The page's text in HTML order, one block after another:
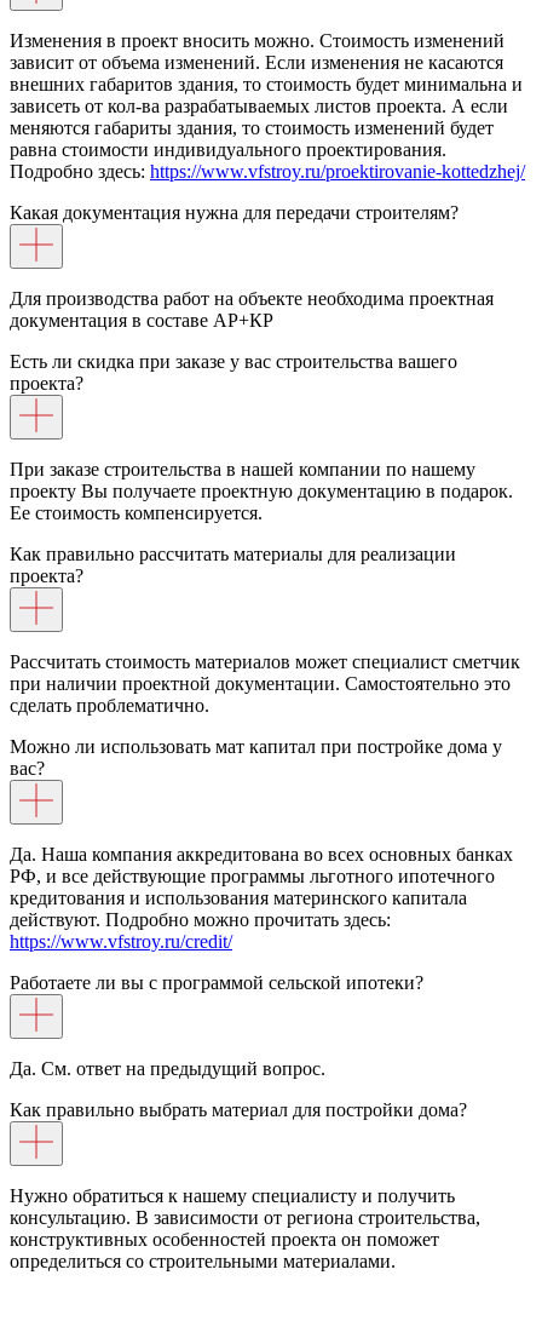
Изменения в проект вносить можно. Стоимость изменений
зависит от объема изменений. Если изменения не касаются
внешних габаритов здания, то стоимость будет минимальна и
зависеть от кол-ва разрабатываемых листов проекта. А если
меняются габариты здания, то стоимость изменений будет
равна стоимости индивидуального проектирования.
Подробно здесь: https://www.vfstroy.ru/proektirovanie-kottedzhej/
Какая документация нужна для передачи строителям?
Для производства работ на объекте необходима проектная
документация в составе АР+КР
Есть ли скидка при заказе у вас строительства вашего
проекта?
При заказе строительства в нашей компании по нашему
проекту Вы получаете проектную документацию в подарок.
Ее стоимость компенсируется.
Как правильно рассчитать материалы для реализации
проекта?
Рассчитать стоимость материалов может специалист сметчик
при наличии проектной документации. Самостоятельно это
сделать проблематично.
Можно ли использовать мат капитал при постройке дома у
вас?
Да. Наша компания аккредитована во всех основных банках
РФ, и все действующие программы льготного ипотечного
кредитования и использования материнского капитала
действуют. Подробно можно прочитать здесь:
https://www.vfstroy.ru/credit/
Работаете ли вы с программой сельской ипотеки?
Да. См. ответ на предыдущий вопрос.
Как правильно выбрать материал для постройки дома?
Нужно обратиться к нашему специалисту и получить
консультацию. В зависимости от региона строительства,
конструктивных особенностей проекта он поможет
определиться со строительными материалами.